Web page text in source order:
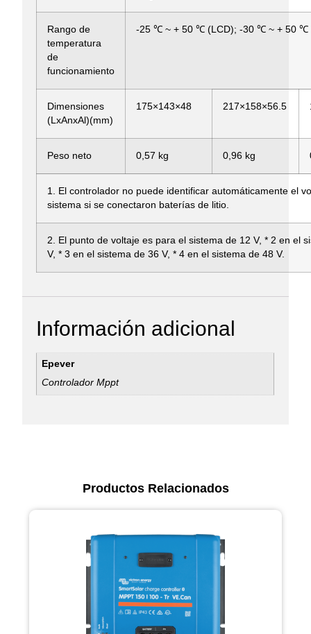
Rango de
temperatura
de
funcionamiento
-25 ℃ ~ + 50 ℃ (LCD); -30 ℃ ~ + 50 ℃
Dimensiones
(LxAnxAl)(mm)
175×143×48 217×158×56.5
Peso neto 0,57 kg 0,96 kg
1. El controlador no puede identificar automáticamente el
sistema si se conectaron baterías de litio.
2. El punto de voltaje es para el sistema de 12 V, * 2 en el
V, * 3 en el sistema de 36 V, * 4 en el sistema de 48 V.
Información adicional
Epever
Controlador Mppt
Productos Relacionados